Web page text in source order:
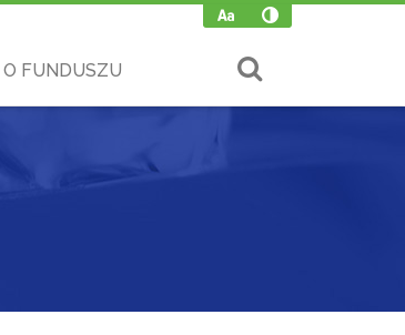
O FUNDUSZU